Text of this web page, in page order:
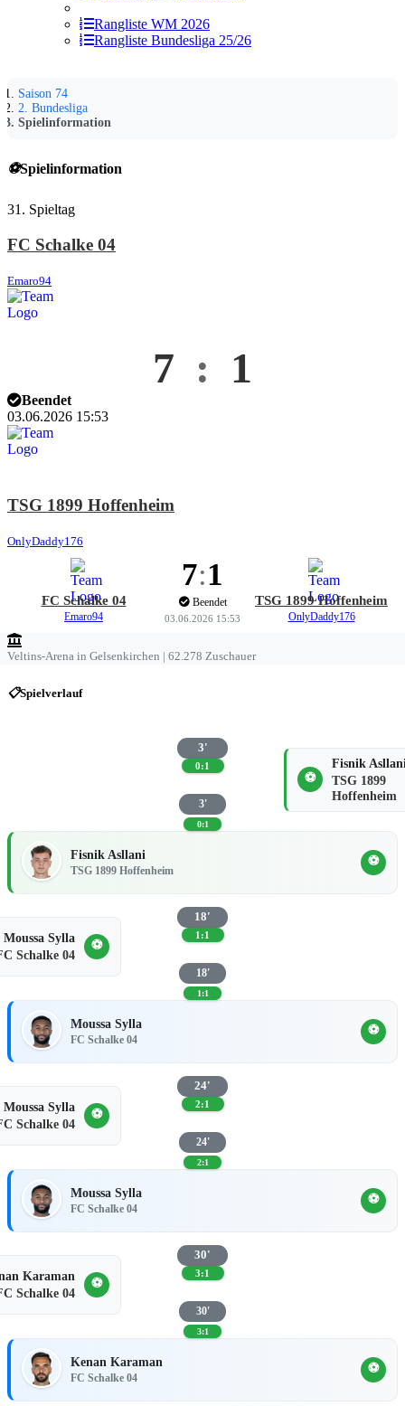
Rangliste WM 2026
Rangliste Bundesliga 25/26
Saison 74
2. Bundesliga
Spielinformation
⚽Spielinformation
31. Spieltag
FC Schalke 04
Emaro94
7 : 1
Beendet
03.06.2026 15:53
TSG 1899 Hoffenheim
OnlyDaddy176
FC Schalke 04
Emaro94
7:1
Beendet
03.06.2026 15:53
TSG 1899 Hoffenheim
OnlyDaddy176
Veltins-Arena in Gelsenkirchen | 62.278 Zuschauer
📋Spielverlauf
3'
0:1
⚽
Fisnik
TSG 1899
Hoffenheim
3'
0:1
Fisnik Asllani
TSG 1899 Hoffenheim
⚽
18'
1:1
Moussa Sylla
Schalke 04
⚽
18'
1:1
Moussa Sylla
FC Schalke 04
⚽
24'
2:1
Moussa Sylla
Schalke 04
⚽
24'
2:1
Moussa Sylla
FC Schalke 04
⚽
30'
3:1
Karaman
Schalke 04
⚽
30'
3:1
Kenan Karaman
FC Schalke 04
⚽